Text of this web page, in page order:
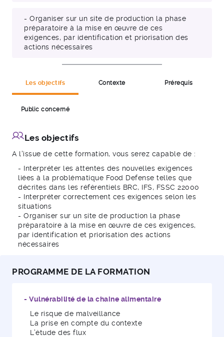
- Organiser sur un site de production la phase
préparatoire à la mise en œuvre de ces
exigences, par identification et priorisation des
actions nécessaires
Les objectifs Contexte Prérequis
Public concerné
Les objectifs
A l'issue de cette formation, vous serez capable de :
- Interpréter les attentes des nouvelles exigences
liées à la problématique Food Defense telles que
décrites dans les référentiels BRC, IFS, FSSC 22000
- Interpréter correctement ces exigences selon les
situations
- Organiser sur un site de production la phase
préparatoire à la mise en œuvre de ces exigences,
par identification et priorisation des actions
nécessaires
PROGRAMME DE LA FORMATION
- Vulnérabilité de la chaine alimentaire
Le risque de malveillance
La prise en compte du contexte
L’étude des flux